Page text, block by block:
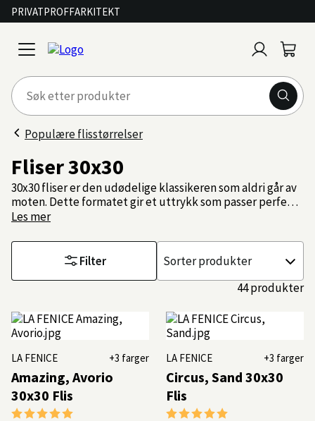
PRIVATPROFFARKITEKT
open
menu
inn
Populære flisstørrelser
Fliser 30x30
30x30 fliser er den udødelige klassikeren som aldri går av
moten. Dette formatet gir et uttrykk som passer perfekt
på både bad, kjøkken og andre rom hvor du vil skape en
minimalistisk, moderne eller en mer leken stil, gir 30x30
flisen deg et hav av m...
30x30
er
klassikeren
aldri
går
av
moten.
Dette
formatet
gir
et
Les mer
Filter
Sorter
etter
44 produkter
Amazing, Avorio
30x30 Flis
Karakter:
LA FENICE +3 farger
Circus, Sand 30x30
Flis
Karakter:
LA FENICE +3 farger